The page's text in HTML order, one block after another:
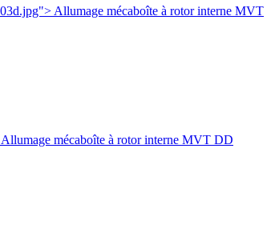
Allumage mécaboîte à rotor interne MVT
mécaboîte à rotor interne MVT DD